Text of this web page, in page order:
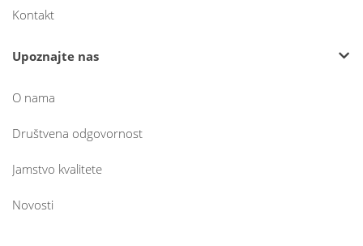
Kontakt
Upoznajte nas
O nama
Društvena odgovornost
Jamstvo kvalitete
Novosti